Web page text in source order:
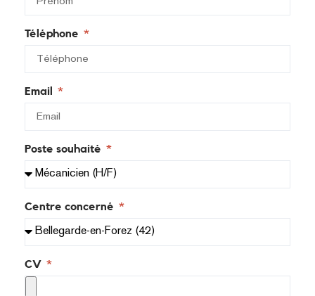
Téléphone
Email
Poste souhaité
Centre concerné
CV